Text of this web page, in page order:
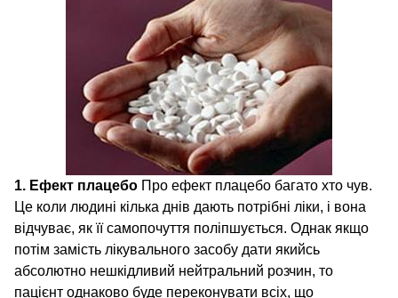
1. Ефект плацебо Про ефект плацебо багато хто чув.
Це коли людині кілька днів дають потрібні ліки, і вона
відчуває, як її самопочуття поліпшується. Однак якщо
потім замість лікувального засобу дати якийсь
абсолютно нешкідливий нейтральний розчин, то
пацієнт однаково буде переконувати всіх, що